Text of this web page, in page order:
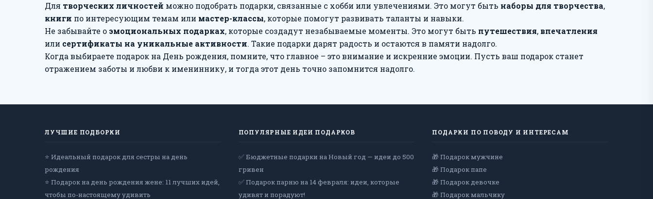
Для творческих личностей можно подобрать подарки, связанные с хобби или увлечениями. Это могут быть наборы для творчества,
книги по интересующим темам или мастер-классы, которые помогут развивать таланты и навыки.
Не забывайте о эмоциональных подарках, которые создадут незабываемые моменты. Это могут быть путешествия, впечатления
или сертификаты на уникальные активности. Такие подарки дарят радость и остаются в памяти надолго.
Когда выбираете подарок на День рождения, помните, что главное – это внимание и искренние эмоции. Пусть ваш подарок станет
отражением заботы и любви к имениннику, и тогда этот день точно запомнится надолго.
ЛУЧШИЕ ПОДБОРКИ
⭐ Идеальный подарок для сестры на день
рождения
⭐ Подарок на день рождения жене: 11 лучших идей,
чтобы по-настоящему удивить
ПОПУЛЯРНЫЕ ИДЕИ ПОДАРКОВ
✅ Бюджетные подарки на Новый год — идеи до 500
гривен
✅ Подарок парню на 14 февраля: идеи, которые
удивят и порадуют!
ПОДАРКИ ПО ПОВОДУ И ИНТЕРЕСАМ
🎁 Подарок мужчине
🎁 Подарок папе
🎁 Подарок девочке
🎁 Подарок мальчику